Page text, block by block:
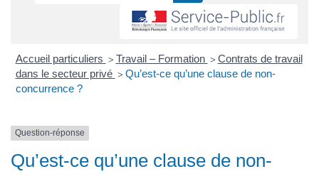
Accueil particuliers > Travail – Formation > Contrats de travail
dans le secteur privé > Qu’est-ce qu’une clause de non-
concurrence ?
Question-réponse
Qu’est-ce qu’une clause de non-